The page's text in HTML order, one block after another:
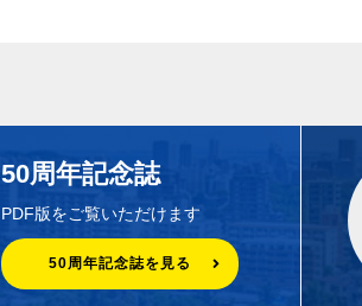
50周年記念誌
PDF版をご覧いただけます
50周年記念誌を見る